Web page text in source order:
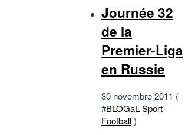
Journée 32
de la
Premier-Liga
en Russie
30 novembre 2011 (
#BLOGaL Sport
Football)